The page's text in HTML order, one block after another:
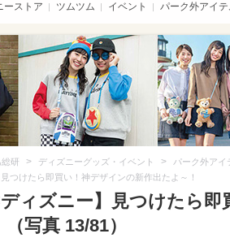
ーストア ツムツム イベント パーク外アイテ
研 > ディズニーグッズ・イベント > パーク外アイ
つけたら即買い！神デザインの新作出たよ～！
ディズニー】見つけたら
写真 13/81）